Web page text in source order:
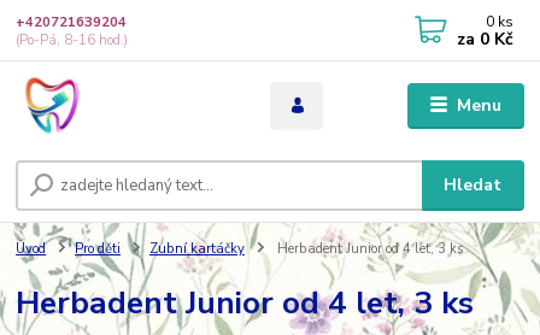
Menu
Hledat
+420721639204
(Po-Pá, 8-16 hod.)
0 ks
za 0 Kč
Úvod Pro děti Zubní kartáčky Herbadent Junior od 4 let, 3 ks
Herbadent Junior od 4 let, 3 ks